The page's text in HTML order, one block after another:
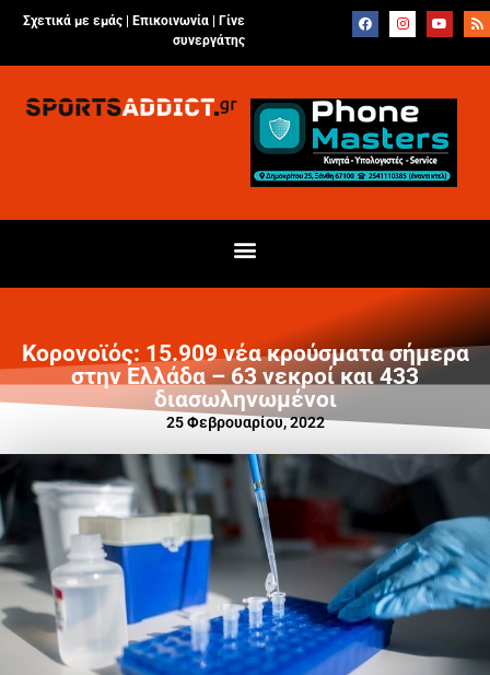
Σχετικά με εμάς | Επικοινωνία
Γίνε
συνεργάτης
Κορονοϊός: 15.909 νέα κρούσματα σήμερα
στην Ελλάδα – 63 νεκροί και 433
διασωληνωμένοι
25 Φεβρουαρίου, 2022